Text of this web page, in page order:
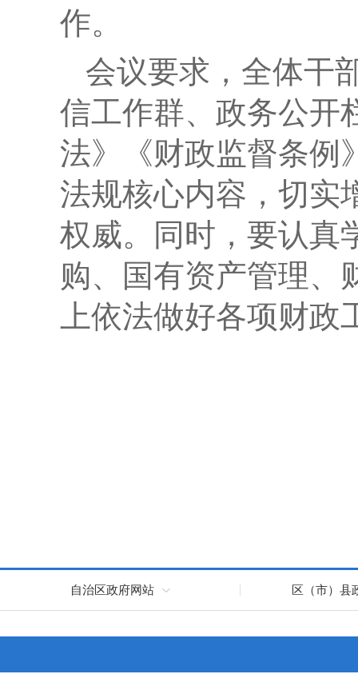
作。
会议要求，全体干
信工作群、政务公开
法》《财政监督条例
法规核心内容，切实
权威。同时，要认真
购、国有资产管理、
上依法做好各项财
自治区政府网站 区（市）县